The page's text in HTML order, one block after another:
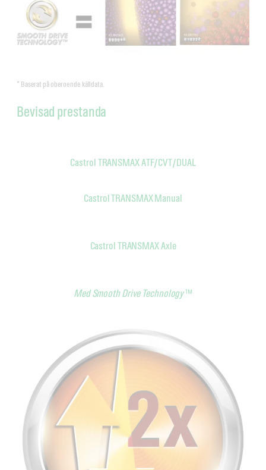
* Baserat på oberoende källdata.
Bevisad prestanda
Castrol TRANSMAX ATF/CVT/DUAL
Castrol TRANSMAX Manual
Castrol TRANSMAX Axle
Med Smooth Drive Technology™